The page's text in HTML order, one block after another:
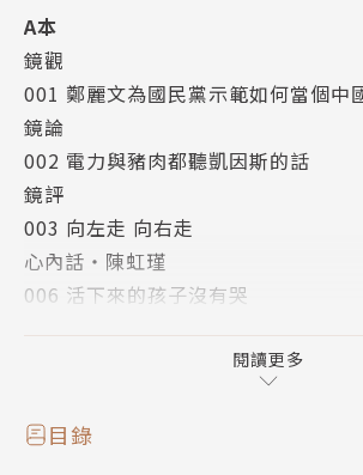
A本
鏡觀
001 鄭麗文為國民黨示範如何當個中
鏡論
002 電力與豬肉都聽凱因斯的話
鏡評
003 向左走 向右走
心內話‧陳虹瑾
006 活下來的孩子沒有哭
永擎上市強攻AI伺服器
閱讀更多
目錄